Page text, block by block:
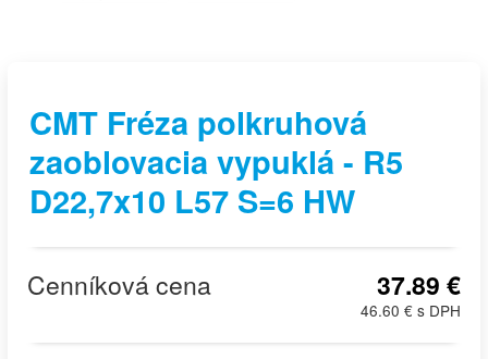
CMT Fréza polkruhová
zaoblovacia vypuklá - R5
D22,7x10 L57 S=6 HW
Cenníková cena 37.89 €
46.60 € s DPH